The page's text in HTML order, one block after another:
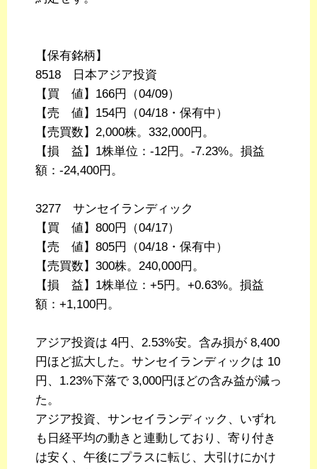
【保有銘柄】
8518 日本アジア投資
【買 値】166円（04/09）
【売 値】154円（04/18・保有中）
【売買数】2,000株。332,000円。
【損 益】1株単位：-12円。-7.23%。損益
額：-24,400円。
3277 サンセイランディック
【買 値】800円（04/17）
【売 値】805円（04/18・保有中）
【売買数】300株。240,000円。
【損 益】1株単位：+5円。+0.63%。損益
額：+1,100円。
アジア投資は 4円、2.53%安。含み損が 8,400
円ほど拡大した。サンセイランディックは 10
円、1.23%下落で 3,000円ほどの含み益が減っ
た。
アジア投資、サンセイランディック、いずれ
も日経平均の動きと連動しており、寄り付き
は安く、午後にプラスに転じ、大引けにかけ